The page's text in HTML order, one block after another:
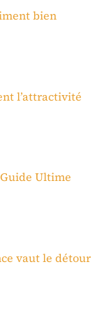
bien
l’attractivité
Ultime
vaut le détour